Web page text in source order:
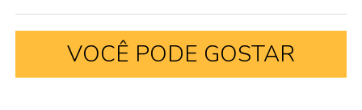
VOCÊ PODE GOSTAR